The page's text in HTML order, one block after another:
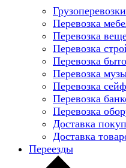
Грузоперевозки
Перевозка
Перевозка
Перевозка
Перевозка
Перевозка
Перевозка
Перевозка
Перевозка
Доставка
Доставка
Переезды